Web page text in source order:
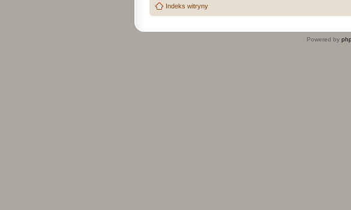
Indeks witryny
Powered by